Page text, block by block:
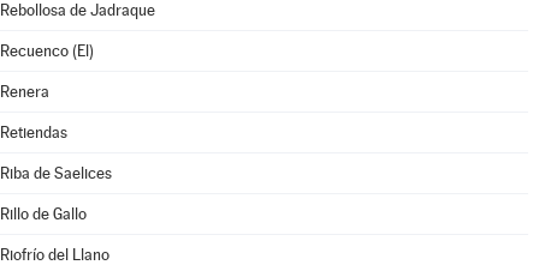
Rebollosa de Jadraque
Recuenco (El)
Renera
Retiendas
Riba de Saelices
Rillo de Gallo
Riofrío del Llano